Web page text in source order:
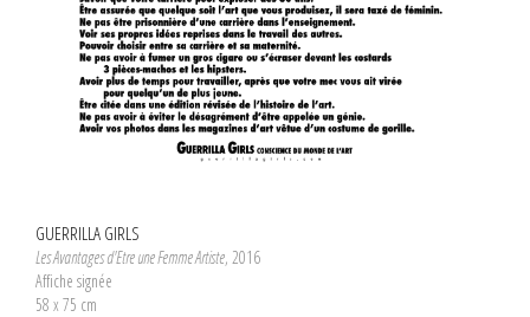
GUERRILLA GIRLS
Les Avantages d'Etre une Femme Artiste, 2016
Affiche signée
58 x 75 cm